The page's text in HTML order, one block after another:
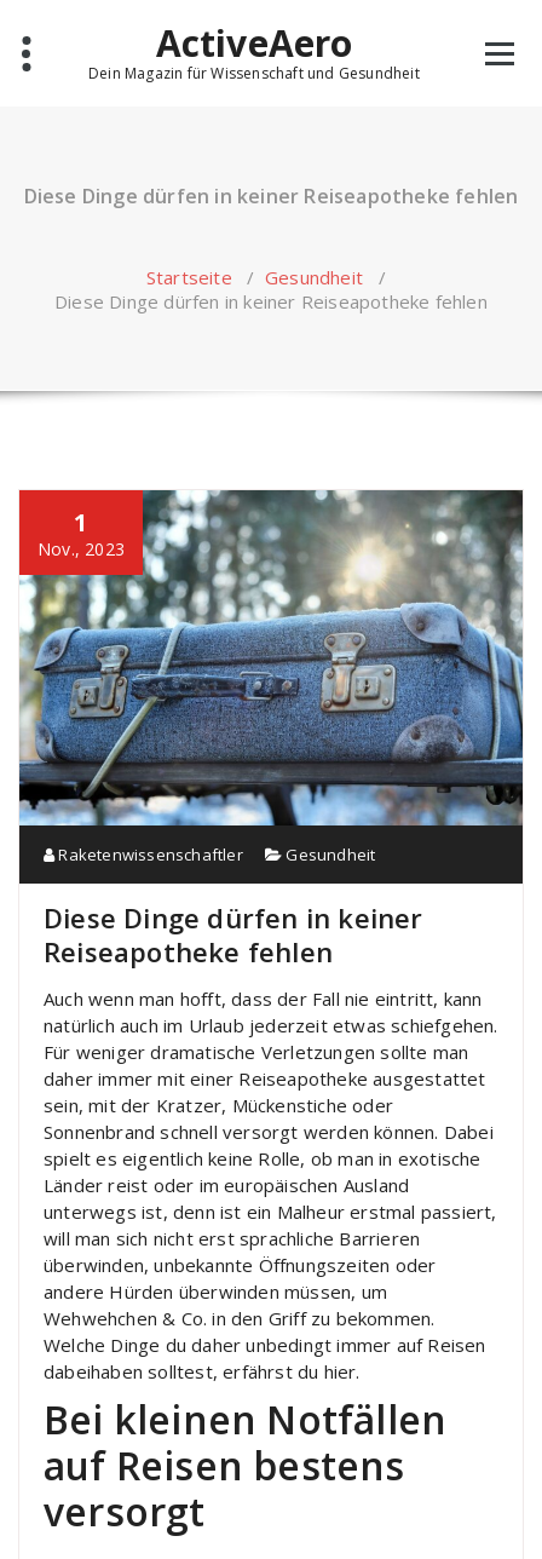
content
ActiveAero
Dein Magazin für Wissenschaft und Gesundheit
Diese Dinge dürfen in keiner Reiseapotheke fehlen
Startseite / Gesundheit /
Diese Dinge dürfen in keiner Reiseapotheke fehlen
1
Nov., 2023
Raketenwissenschaftler Gesundheit
Diese Dinge dürfen in keiner
Reiseapotheke fehlen
Auch wenn man hofft, dass der Fall nie eintritt, kann
natürlich auch im Urlaub jederzeit etwas schiefgehen.
Für weniger dramatische Verletzungen sollte man
daher immer mit einer Reiseapotheke ausgestattet
sein, mit der Kratzer, Mückenstiche oder
Sonnenbrand schnell versorgt werden können. Dabei
spielt es eigentlich keine Rolle, ob man in exotische
Länder reist oder im europäischen Ausland
unterwegs ist, denn ist ein Malheur erstmal passiert,
will man sich nicht erst sprachliche Barrieren
überwinden, unbekannte Öffnungszeiten oder
andere Hürden überwinden müssen, um
Wehwehchen & Co. in den Griff zu bekommen.
Welche Dinge du daher unbedingt immer auf Reisen
dabeihaben solltest, erfährst du hier.
Bei kleinen Notfällen
auf Reisen bestens
versorgt